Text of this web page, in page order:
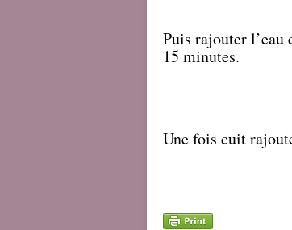
Puis rajouter l’eau
15 minutes.
Une fois cuit